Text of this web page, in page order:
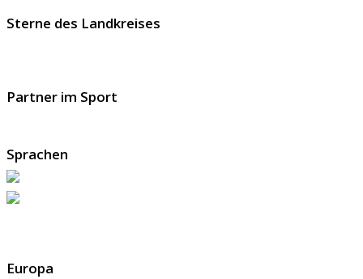
Sterne des Landkreises
Partner im Sport
Sprachen
Europa